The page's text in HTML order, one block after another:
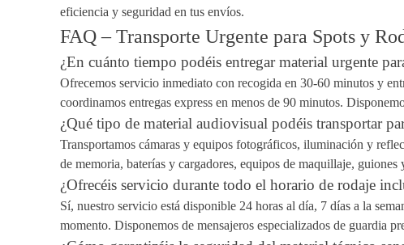
eficiencia y seguridad en tus envíos.
FAQ – Transporte Urgente para Spots y
¿En cuánto tiempo podéis entregar material urgente
Ofrecemos servicio inmediato con recogida en 30-60 minutos y
coordinamos entregas express en menos de 90 minutos.
¿Qué tipo de material audiovisual podéis transportar
Transportamos cámaras y equipos fotográficos, iluminación y
de memoria, baterías y cargadores, equipos de maquillaje,
¿Ofrecéis servicio durante todo el horario de rodaje
Sí, nuestro servicio está disponible 24 horas al día, 7 días a la
momento. Disponemos de mensajeros especializados de guardia